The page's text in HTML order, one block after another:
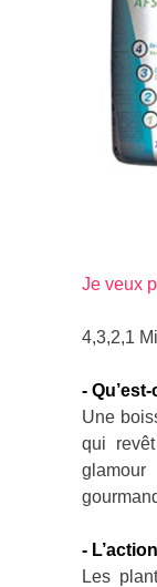
Je veux
4,3,2,1
-
Une
qui
-
Les